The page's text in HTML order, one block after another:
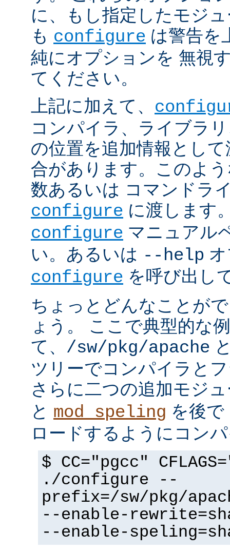
に、もし指定したモジ
も configure は警告を
純にオプションを 無視
てください。
上記に加えて、
コンパイラ、ライブラ
の位置を追加情報とし
合があります。このよ
数あるいは コマンドラ
configure に渡します
configure マニュアル
い。あるいは --help
configure を呼び出し
ちょっとどんなことが
ょう。 ここで典型的な
て、 /sw/pkg/apache
ツリーでコンパイラと
さらに二つの追加モジ
と mod_speling を後
ロードするようにコン
$ CC="pgcc"
./configure --
prefix=/sw/pkg/
--enable-
--enable-